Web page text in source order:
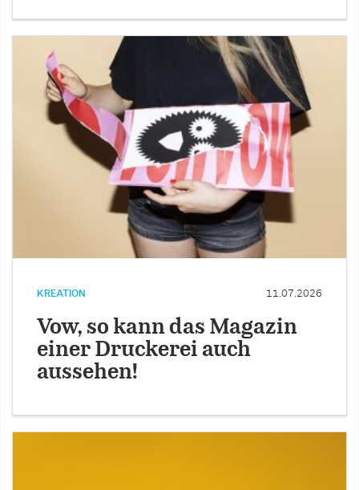
KREATION 11.07.2026
Vow, so kann das Magazin
einer Druckerei auch
aussehen!